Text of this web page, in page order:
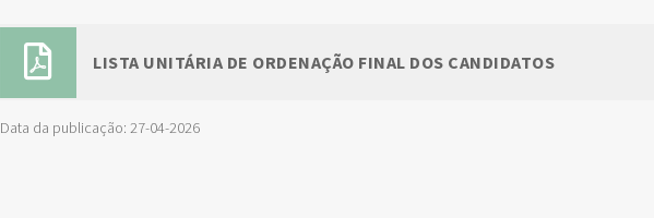
LISTA UNITÁRIA DE ORDENAÇÃO FINAL DOS CANDIDATOS
Data da publicação: 27-04-2026